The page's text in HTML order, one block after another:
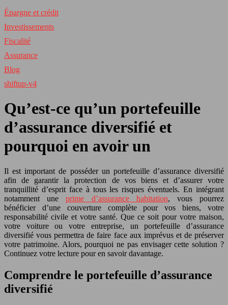
Épargne et crédit
Investissements
Fiscalité
Assurance
Blog
shiftup-v4
Qu’est-ce qu’un portefeuille
d’assurance diversifié et
pourquoi en avoir un
Il est important de posséder un portefeuille d’assurance diversifié
afin de garantir la protection de vos biens et d’assurer votre
tranquillité d’esprit face à tous les risques éventuels. En intégrant
notamment uneprime d’assurance habitation, vous pourrez
bénéficier d’une couverture complète pour vos biens, votre
responsabilité civile et votre santé. Que ce soit pour votre maison,
votre voiture ou votre entreprise, un portefeuille d’assurance
diversifié vous permettra de faire face aux imprévus et de préserver
votre patrimoine. Alors, pourquoi ne pas envisager cette solution ?
Continuez votre lecture pour en savoir davantage.
Comprendre le portefeuille d’assurance
diversifié